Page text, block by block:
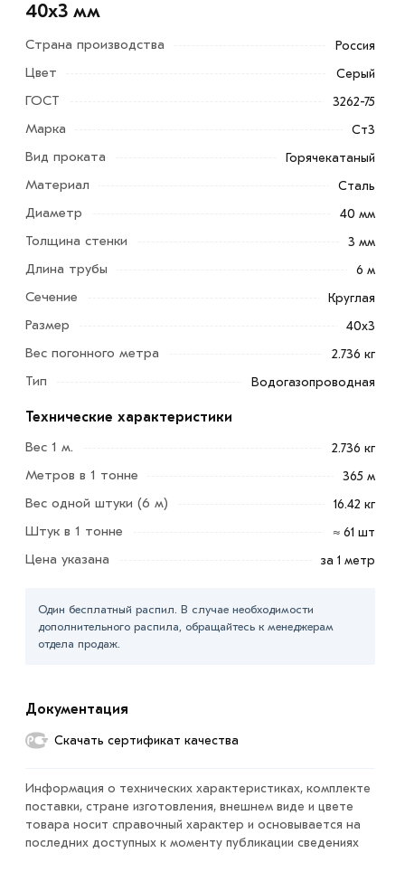
резьбой. Применяется для устройства систем
горячего, холодного и газового водоснабжения, а
Изделие без специального покрытия изготавливается
соответствии с требованиями стандарта: ГОСТ 3262-
Для приобретения данной позиции, кликните мышкой
«Добавить в корзину»или нажмите на кнопку
«Быстрый заказ». Также можете купить позвонив по
40х3 мм
Страна производства Россия
Цвет Серый
ГОСТ 3262-75
Марка Ст3
Вид проката Горячекатаный
Материал Сталь
Диаметр 40 мм
Толщина стенки 3 мм
Длина трубы 6 м
Сечение Круглая
Размер 40х3
Вес погонного метра 2.736 кг
Тип Водогазопроводная
Технические характеристики
Вес 1 м.
2.736 кг
Метров в 1 тонне 365 м
Вес одной штуки (6 м) 16.42 кг
Штук в 1 тонне ≈ 61 шт
Цена указана за 1 метр
Один бесплатный распил. В случае необходимости
дополнительного распила, обращайтесь к менеджерам
отдела продаж.
Документация
Скачать сертификат качества
Информация о технических характеристиках, комплекте
поставки, стране изготовления, внешнем виде и цвете
товара носит справочный характер и основывается на
последних доступных к моменту публикации сведениях